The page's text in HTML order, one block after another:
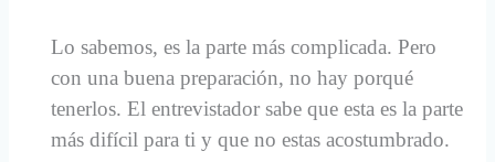
Lo sabemos, es la parte más complicada. Pero
con una buena preparación, no hay porqué
tenerlos. El entrevistador sabe que esta es la parte
más difícil para ti y que no estas acostumbrado.